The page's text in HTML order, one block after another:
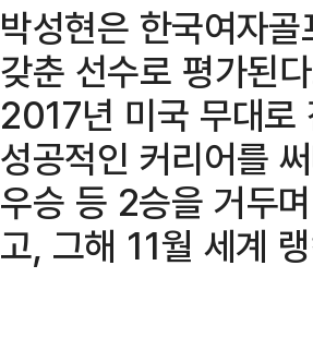
박성현은 한국여자
갖춘 선수로 평가된
2017년 미국 무대로
성공적인 커리어를
우승 등 2승을 거두
고, 그해 11월 세계